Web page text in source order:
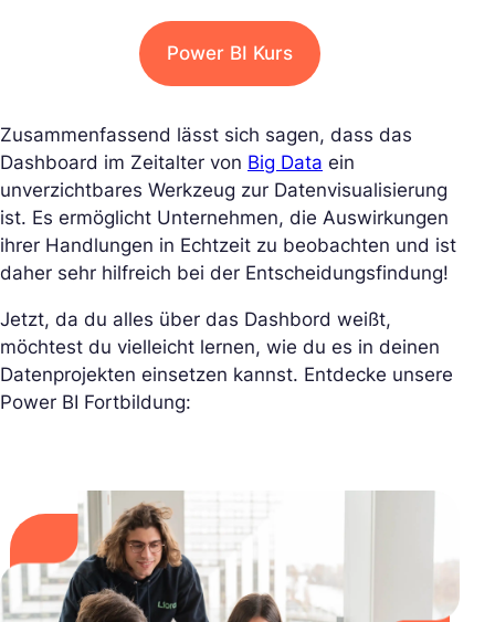
Power BI Kurs
Zusammenfassend lässt sich sagen, dass das
Dashboard im Zeitalter von Big Data ein
unverzichtbares Werkzeug zur Datenvisualisierung
ist. Es ermöglicht Unternehmen, die Auswirkungen
ihrer Handlungen in Echtzeit zu beobachten und ist
daher sehr hilfreich bei der Entscheidungsfindung!
Jetzt, da du alles über das Dashbord weißt,
möchtest du vielleicht lernen, wie du es in deinen
Datenprojekten einsetzen kannst. Entdecke unsere
Power BI Fortbildung: